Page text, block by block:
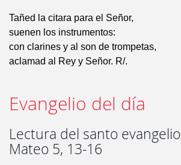
Tañed la citara para el Señor,
suenen los instrumentos:
con clarines y al son de trompetas,
aclamad al Rey y Señor. R/.
Evangelio del día
Lectura del santo
Mateo 5, 13-16